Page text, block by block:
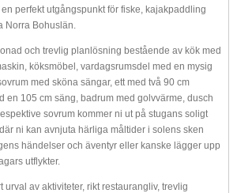
perfekt utgångspunkt för fiske, kajakpaddling
Norra Bohuslän.
och trevlig planlösning bestående av kök med
köksmöbel, vardagsrumsdel med en mysig
med sköna sängar, ett med två 90 cm
en 105 cm säng, badrum med golvvärme, dusch
sovrum kommer ni ut på stugans soligt
ni kan avnjuta härliga måltider i solens sken
händelser och äventyr eller kanske lägger upp
utflykter.
urval av aktiviteter, rikt restaurangliv, trevlig